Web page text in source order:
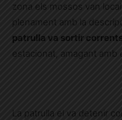
zona els mossos van
plenament amb la
patrulla va sortir
estacionat, amagant
La patrulla el va detenir